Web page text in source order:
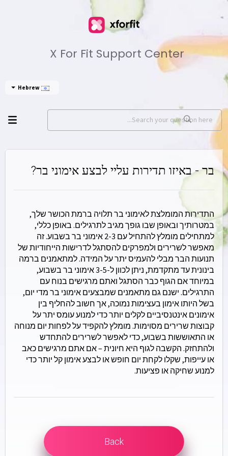
X For Fit Support Center
Hebrew
בר - באיזו תדירות עליי לבצע אימוני בר?
התדירות המומלצת לאימוני בר תלויה ברמת הכושר שלך,
במטרותיך ובאופן שבו גופך מגיב לתרגילים. באופן כללי,
למתחילים מומלץ להתחיל עם 2-3 אימוני בר בשבוע. זה
מאפשר לשרירים ולמפרקים להסתגל לדרישות הייחודיות של
תנועות הבר מבלי להעמיס יתר על המידה. למתאמנים ברמה
בינונית עד מתקדמת, ניתן לכוון ל-3-5 אימוני בר בשבוע,
במיוחד אם הגוף כבר הסתגל ואתם מרגישים בנוח עם
התרגילים. ישנם גם מתאמנים שמבצעים אימוני בר מדי יום,
בשל היותו אימון בעצימות נמוכה, אך חשוב להחליף בין
אימונים אינטנסיביים לקלים יותר כדי למנוע עומס יתר על
קבוצות שרירים מסוימות. מומלץ להקפיד על לפחות יום מנוחה
או התאוששות בשבוע, כדי לאפשר לשרירים להתחדש
ולהתחזק. הקשבה לגוף היא חיונית – אם אתם מרגישים כאב
או עייפות, שקלו לקחת יום חופש או לבצע אימון קל יותר כדי
למנוע שחיקה או פציעות.
Back